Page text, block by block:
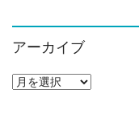
アーカイブ
ア